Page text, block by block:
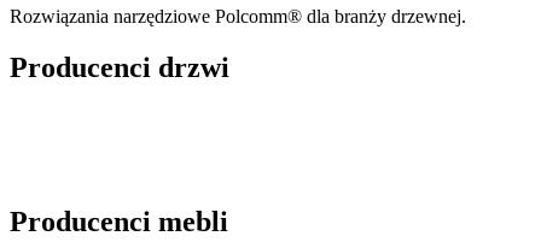
Rozwiązania narzędziowe Polcomm® dla branży drzewnej.
Producenci drzwi
Producenci mebli